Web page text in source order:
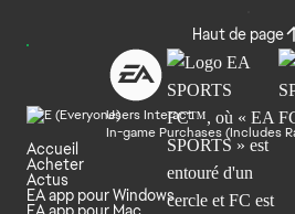
Haut de page
Users Interact
In-game Purchases (Includes
Accueil
Acheter
Actus
EA app pour Windows